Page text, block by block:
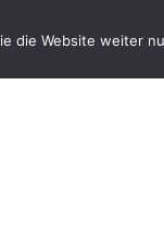
die Website weiter